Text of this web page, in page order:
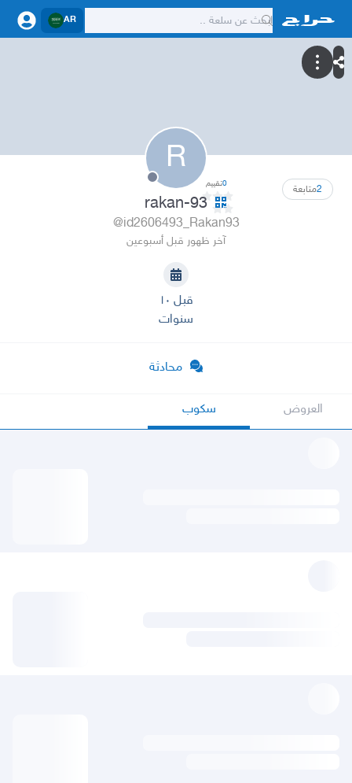
AR
R
2متابعة 0تقييم
rakan-93
@id2606493_Rakan93
آخر ظهور قبل أسبوعين
قبل ١٠
سنوات
محادثة
العروض سكوب